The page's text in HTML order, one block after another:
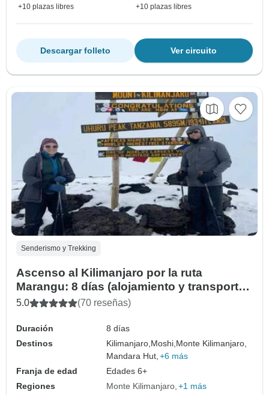
+10 plazas libres +10 plazas libres
Ver circuito
Descargar folleto
Senderismo y Trekking
Ascenso al Kilimanjaro por la ruta
Marangu: 8 días (alojamiento y transporte
incluidos)
5.0 (70 reseñas)
Duración
8 días
Destinos
Kilimanjaro, Moshi, Monte Kilimanjaro,
Mandara Hut, +6 más
Franja de edad
Edades 6+
Regiones
Monte Kilimanjaro +1 más